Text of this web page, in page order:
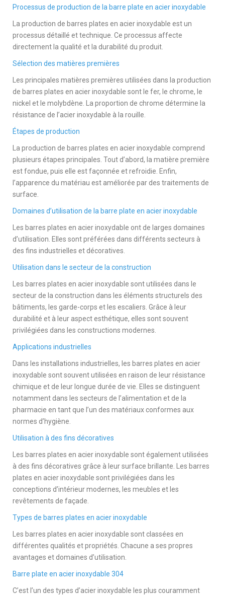
Processus de production de la barre plate en acier inoxydable
La production de barres plates en acier inoxydable est un
processus détaillé et technique. Ce processus affecte
directement la qualité et la durabilité du produit.
Sélection des matières premières
Les principales matières premières utilisées dans la production
de barres plates en acier inoxydable sont le fer, le chrome, le
nickel et le molybdène. La proportion de chrome détermine la
résistance de l’acier inoxydable à la rouille.
Étapes de production
La production de barres plates en acier inoxydable comprend
plusieurs étapes principales. Tout d’abord, la matière première
est fondue, puis elle est façonnée et refroidie. Enfin,
l’apparence du matériau est améliorée par des traitements de
surface.
Domaines d’utilisation de la barre plate en acier inoxydable
Les barres plates en acier inoxydable ont de larges domaines
d’utilisation. Elles sont préférées dans différents secteurs à
des fins industrielles et décoratives.
Utilisation dans le secteur de la construction
Les barres plates en acier inoxydable sont utilisées dans le
secteur de la construction dans les éléments structurels des
bâtiments, les garde-corps et les escaliers. Grâce à leur
durabilité et à leur aspect esthétique, elles sont souvent
privilégiées dans les constructions modernes.
Applications industrielles
Dans les installations industrielles, les barres plates en acier
inoxydable sont souvent utilisées en raison de leur résistance
chimique et de leur longue durée de vie. Elles se distinguent
notamment dans les secteurs de l’alimentation et de la
pharmacie en tant que l’un des matériaux conformes aux
normes d’hygiène.
Utilisation à des fins décoratives
Les barres plates en acier inoxydable sont également utilisées
à des fins décoratives grâce à leur surface brillante. Les barres
plates en acier inoxydable sont privilégiées dans les
conceptions d’intérieur modernes, les meubles et les
revêtements de façade.
Types de barres plates en acier inoxydable
Les barres plates en acier inoxydable sont classées en
différentes qualités et propriétés. Chacune a ses propres
avantages et domaines d’utilisation.
Barre plate en acier inoxydable 304
C’est l’un des types d’acier inoxydable les plus couramment